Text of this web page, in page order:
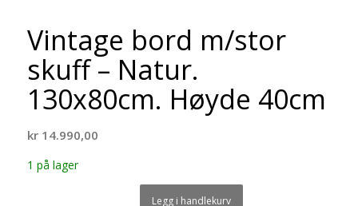
Vintage bord m/stor
skuff – Natur.
130x80cm. Høyde 40cm
kr14.990,00
1 på lager
Legg i handlekurv